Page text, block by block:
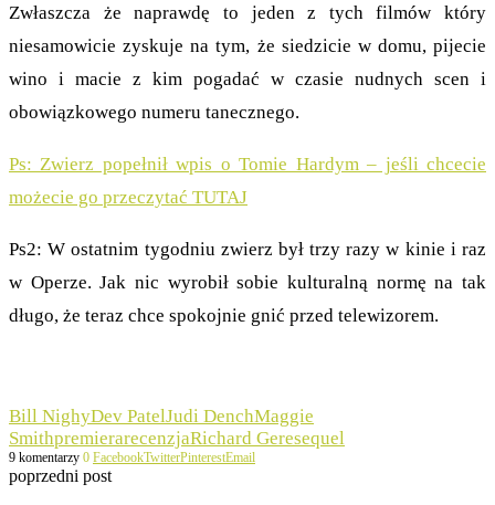
Zwłaszcza że naprawdę to jeden z tych filmów który
niesamowicie zyskuje na tym, że siedzicie w domu, pijecie
wino i macie z kim pogadać w czasie nudnych scen i
obowiązkowego numeru tanecznego.
Ps: Zwierz popełnił wpis o Tomie Hardym – jeśli chcecie
możecie go przeczytać TUTAJ
Ps2: W ostatnim tygodniu zwierz był trzy razy w kinie i raz
w Operze. Jak nic wyrobił sobie kulturalną normę na tak
długo, że teraz chce spokojnie gnić przed telewizorem.
Bill NighyDev PatelJudi DenchMaggie
SmithpremierarecenzjaRichard Geresequel
9 komentarzy 0 FacebookTwitterPinterestEmail
poprzedni post